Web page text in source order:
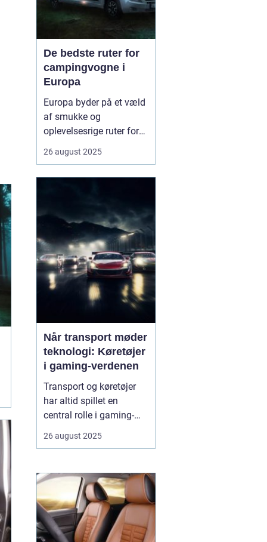
De bedste ruter for
campingvogne i
Europa
Europa byder på et væld
af smukke og
oplevelsesrige ruter for
kystnære veje med
charmerende landsbyer,
er mulighederne mange.
Campingvognen giver
friheden til ...
26 august 2025
Når transport møder
teknologi: Køretøjer
i gaming-verdenen
Transport og køretøjer
har altid spillet en
central rolle i gaming-
racingspil til futuristiske
motorcykler og lastbiler
spillerne mulighed for at
opleve fart, strategi og
teknologi p&ari...
26 august 2025